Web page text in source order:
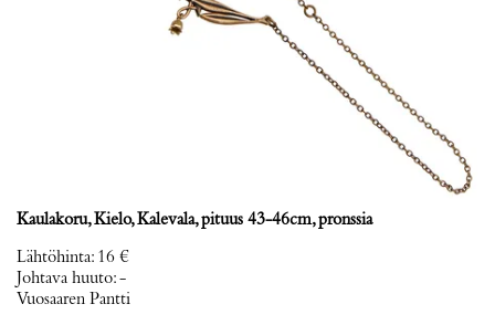
Kaulakoru, Kielo, Kalevala, pituus 43-46cm, pronssia
Lähtöhinta: 16 €
Johtava huuto:-
Vuosaaren Pantti